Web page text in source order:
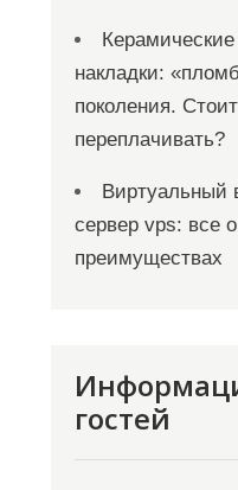
накладки:
поколения.
переплачивать?
Виртуальный
сервер vps: все
преимуществах
гостей